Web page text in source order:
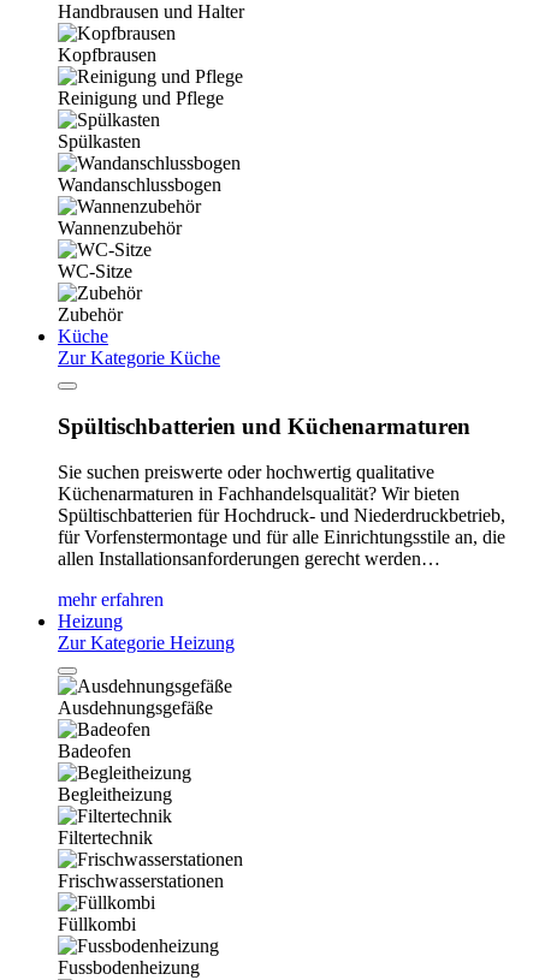
Handbrausen und Halter
Kopfbrausen
Reinigung und Pflege
Spülkasten
Wandanschlussbogen
Wannenzubehör
WC-Sitze
Zubehör
Küche
Zur Kategorie Küche
Spültischbatterien und Küchenarmaturen
Sie suchen preiswerte oder hochwertig qualitative
Küchenarmaturen in Fachhandelsqualität? Wir bieten
Spültischbatterien für Hochdruck- und Niederdruckbetrieb,
für Vorfenstermontage und für alle Einrichtungsstile an, die
allen Installationsanforderungen gerecht werden…
mehr erfahren
Heizung
Zur Kategorie Heizung
Ausdehnungsgefäße
Badeofen
Begleitheizung
Filtertechnik
Frischwasserstationen
Füllkombi
Fussbodenheizung